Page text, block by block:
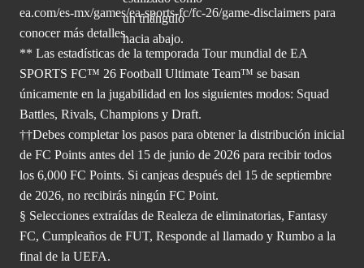
ea.com/es-mx/games/ea-sports-fc/fc-26/game-disclaimers para
conocer más detalles.
** Las estadísticas de la temporada Tour mundial de EA
SPORTS FC™ 26 Football Ultimate Team™ se basan
únicamente en la jugabilidad en los siguientes modos: Squad
Battles, Rivals, Champions y Draft.
††Debes completar los pasos para obtener la distribución inicial
de FC Points antes del 15 de junio de 2026 para recibir todos
los 6,000 FC Points. Si canjeas después del 15 de septiembre
de 2026, no recibirás ningún FC Point.
§ Selecciones extraídas de Realeza de eliminatorias, Fantasy
FC, Cumpleaños de FUT, Responde al llamado y Rumbo a la
final de la UEFA.